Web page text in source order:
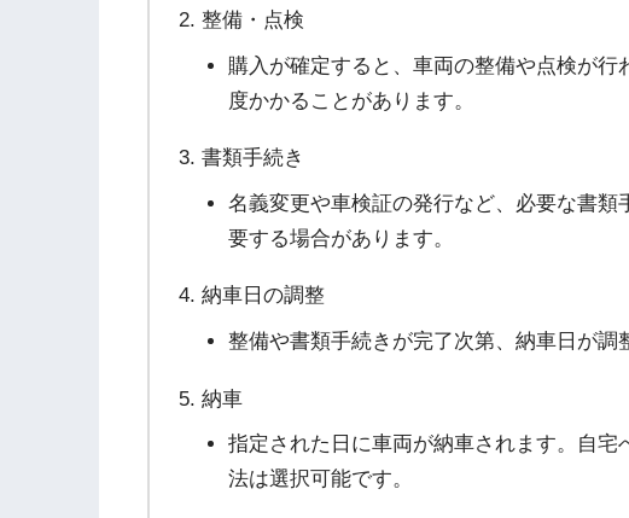
整備・点検
購入が確定すると、車両の整備や点検が
度かかることがあります。
書類手続き
名義変更や車検証の発行など、必要な書
要する場合があります。
納車日の調整
整備や書類手続きが完了次第、納車日が調
納車
指定された日に車両が納車されます。自
法は選択可能です。